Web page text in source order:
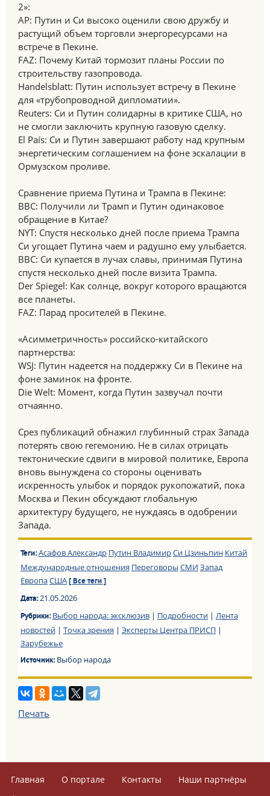
2»:
AP: Путин и Си высоко оценили свою дружбу и
растущий объем торговли энергоресурсами на
встрече в Пекине.
FAZ: Почему Китай тормозит планы России по
строительству газопровода.
Handelsblatt: Путин использует встречу в Пекине
для «трубопроводной дипломатии».
Reuters: Си и Путин солидарны в критике США, но
не смогли заключить крупную газовую сделку.
El País: Си и Путин завершают работу над крупным
энергетическим соглашением на фоне эскалации в
Ормузском проливе.
Сравнение приема Путина и Трампа в Пекине:
BBC: Получили ли Трамп и Путин одинаковое
обращение в Китае?
NYT: Спустя несколько дней после приема Трампа
Си угощает Путина чаем и радушно ему улыбается.
BBC: Си купается в лучах славы, принимая Путина
спустя несколько дней после визита Трампа.
Der Spiegel: Как солнце, вокруг которого вращаются
все планеты.
FAZ: Парад просителей в Пекине.
«Асимметричность» российско-китайского
партнерства:
WSJ: Путин надеется на поддержку Си в Пекине на
фоне заминок на фронте.
Die Welt: Момент, когда Путин зазвучал почти
отчаянно.
Срез публикаций обнажил глубинный страх Запада
потерять свою гегемонию. Не в силах отрицать
тектонические сдвиги в мировой политике, Европа
вновь вынуждена со стороны оценивать
искренность улыбок и порядок рукопожатий, пока
Москва и Пекин обсуждают глобальную
архитектуру будущего, не нуждаясь в одобрении
Запада.
Теги:Асафов Александр Путин ВладимирСи Цзиньпин Китай
Международные отношения Переговоры СМИ Запад
ЕвропаСША [ Все теги ]
Дата:21.05.2026
Рубрики:Выбор народа: эксклюзив| Подробности| Лента
новостей| Точка зрения | Эксперты Центра ПРИСП|
Зарубежье
Источник:Выбор народа
Печать
Главная О портале Контакты
Наши партнёры